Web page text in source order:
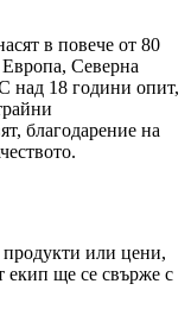
в повече от 80
Северна
над 18 години опит,
благодарение на
продукти или цени,
екип ще се свърже с